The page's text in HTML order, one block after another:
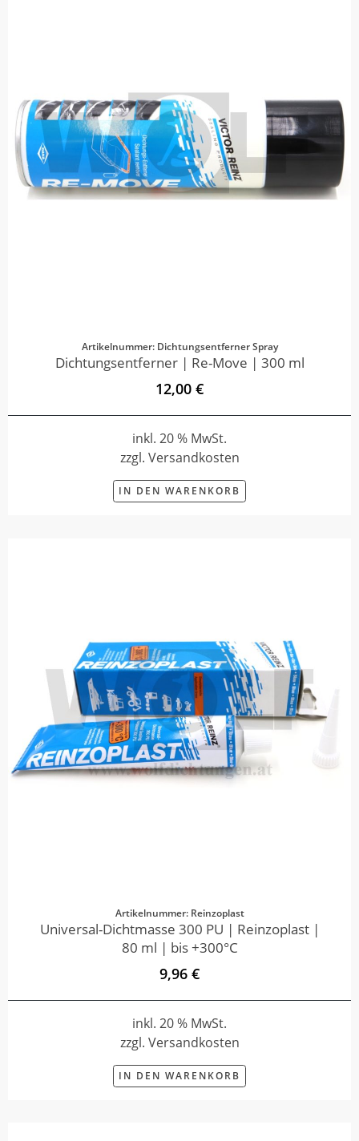
Artikelnummer: Dichtungsentferner Spray
Dichtungsentferner | Re-Move | 300 ml
12,00 €
inkl. 20 % MwSt.
zzgl. Versandkosten
IN DEN WARENKORB
Artikelnummer: Reinzoplast
Universal-Dichtmasse 300 PU | Reinzoplast |
80 ml | bis +300°C
9,96 €
inkl. 20 % MwSt.
zzgl. Versandkosten
IN DEN WARENKORB